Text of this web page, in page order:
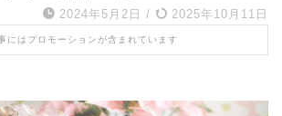
2024年5月2日 / 2025年10月11日
にはプロモーションが含まれています